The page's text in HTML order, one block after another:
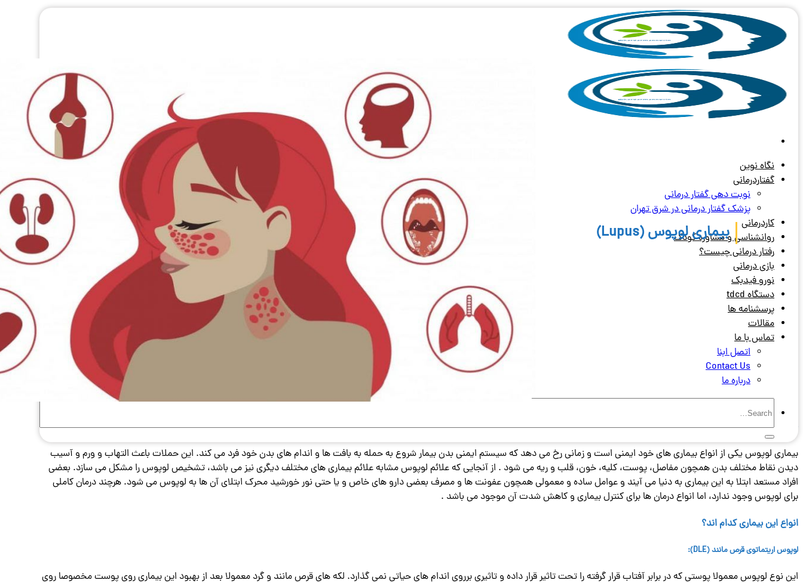
Skip
content
نگاه نوین
گفتاردرمانی
نوبت دهی گفتار درمانی
پزشک گفتار درمانی در شرق تهران
کاردرمانی
روانشناسی و مشاوره کودک
رفتار درمانی چیست؟
بازی درمانی
نورو فیدبک
دستگاه tdcd
پرسشنامه ها
مقالات
تماس با ما
اتصل ابنا
Contact Us
درباره ما
بیماری لوپوس (Lupus)
بیماری لوپوس (Lupus) چیست؟
بیماری لوپوس یکی از انواع بیماری های خود ایمنی است و زمانی رخ می دهد که سیستم ایمنی بدن بیمار شروع به حمله به بافت ها و اندام های بدن خود فرد می کند. این حملات باعث التهاب و ورم و آسیب
دیدن نقاط مختلف بدن همچون مفاصل، پوست، کلیه، خون، قلب و ریه می شود . از آنجایی که علائم لوپوس مشابه علائم بیماری های مختلف دیگری نیز می باشد، تشخیص لوپوس را مشکل می سازد. بعضی
افراد مستعد ابتلا به این بیماری به دنیا می آیند و عوامل ساده و معمولی همچون عفونت ها و مصرف بعضی دارو های خاص و یا حتی نور خورشید محرک ابتلای آن ها به لوپوس می شود. هرچند درمان کاملی
برای لوپوس وجود ندارد، اما انواع درمان ها برای کنترل بیماری و کاهش شدت آن موجود می باشد .
انواع این بیماری کدام اند؟
لوپوس اریتماتوی قرص مانند (DLE
):
این نوع لوپوس معمولا پوستی که در برابر آفتاب قرار گرفته را تحت تاثیر قرار داده و تاثیری برروی اندام های حیاتی نمی گذارد. لکه های قرص مانند و گرد معمولا بعد از بهبود این بیماری روی پوست مخصوصا روی